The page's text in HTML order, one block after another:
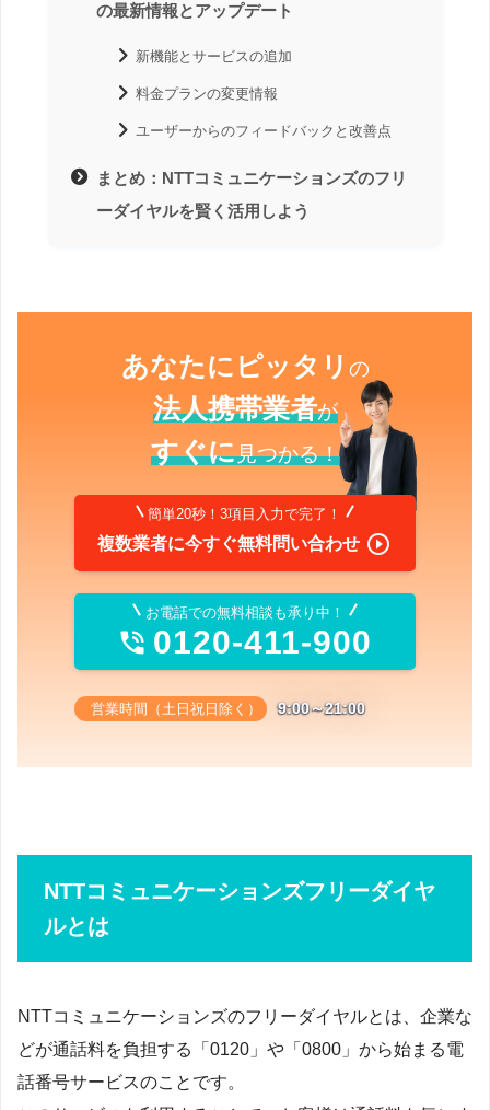
の最新情報とアップデート
新機能とサービスの追加
料金プランの変更情報
ユーザーからのフィードバックと改善点
まとめ：NTTコミュニケーションズのフリ
ーダイヤルを賢く活用しよう
あなたにピッタリ の
法人携帯業者が
すぐに見つかる！
簡単20秒！3項目入力で完了！
複数業者に今すぐ無料問い合わせ 
お電話での無料相談も承り中！
 0120-411-900
営業時間（土日祝日除く） 9:00～21:00
NTTコミュニケーションズフリーダイヤ
ルとは
NTTコミュニケーションズのフリーダイヤルとは、企業な
どが通話料を負担する「0120」や「0800」から始まる電
話番号サービスのことです。